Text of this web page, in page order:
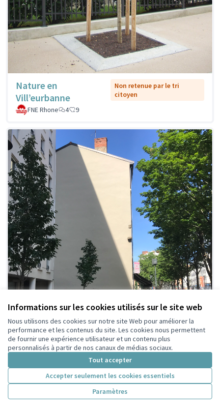
Informations sur les cookies utilisés sur le site web
Nous utilisons des cookies sur notre site Web pour améliorer la
performance et les contenus du site. Les cookies nous permettent
de fournir une expérience utilisateur et un contenu plus
personnalisés à partir de nos canaux de médias sociaux.
Tout accepter
Accepter seulement les cookies essentiels
Paramètres
Nature en
Vill’eurbanne
Non retenue par le tri
citoyen
FNE Rhone
4 9